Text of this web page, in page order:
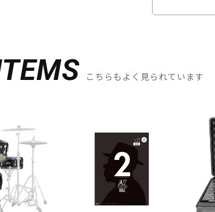
こちらもよく見られています